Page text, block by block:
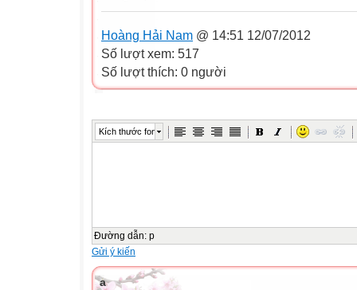
Hoàng Hải Nam @ 14:51 12/07/2012
Số lượt xem: 517
Số lượt thích: 0 người
Kích thước font
Đường dẫn: p
Gửi ý kiến
a